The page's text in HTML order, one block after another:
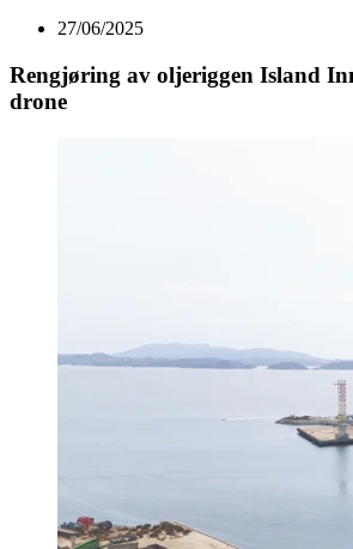
27/06/2025
Rengjøring av oljeriggen Island
drone